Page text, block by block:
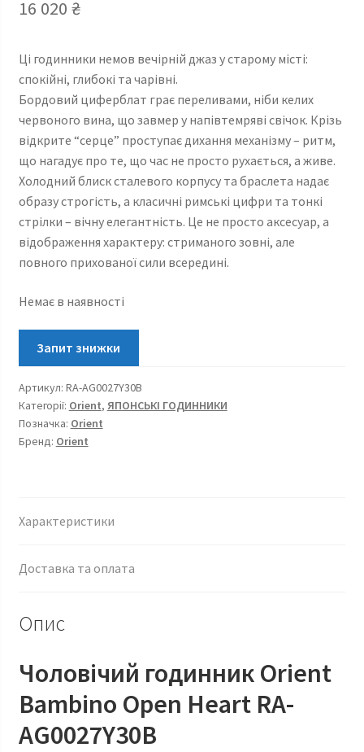
16 020 ₴
Ці годинники немов вечірній джаз у старому місті:
спокійні, глибокі та чарівні.
Бордовий циферблат грає переливами, ніби келих
червоного вина, що завмер у напівтемряві свічок. Крізь
відкрите “серце” проступає дихання механізму – ритм,
що нагадує про те, що час не просто рухається, а живе.
Холодний блиск сталевого корпусу та браслета надає
образу строгість, а класичні римські цифри та тонкі
стрілки – вічну елегантність. Це не просто аксесуар, а
відображення характеру: стриманого зовні, але
повного прихованої сили всередині.
Немає в наявності
Артикул: RA-AG0027Y30B
Категорії: Orient, ЯПОНСЬКІ ГОДИННИКИ
Позначка: Orient
Бренд: Orient
Характеристики
Доставка та оплата
Опис
Чоловічий годинник Orient
Bambino Open Heart RA-
AG0027Y30B